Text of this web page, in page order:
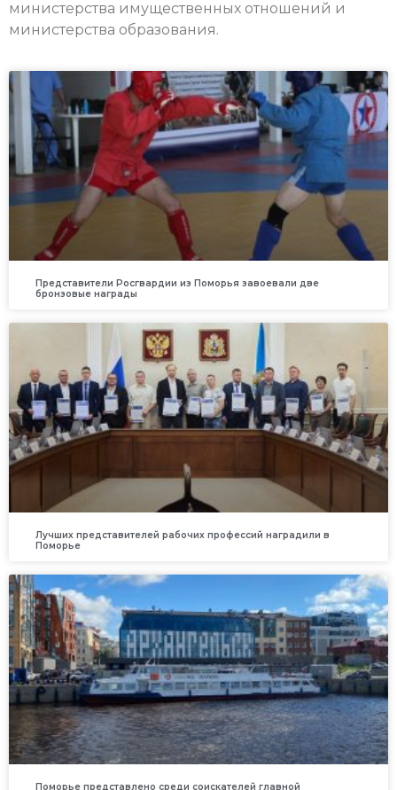
министерства имущественных отношений и
министерства образования.
Представители Росгвардии из Поморья завоевали две
бронзовые награды
Лучших представителей рабочих профессий наградили в
Поморье
Поморье представлено среди соискателей главной